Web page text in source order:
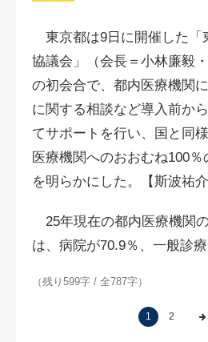
東京都は9日に開催した「
協議会」（会長＝小林廉毅
の初会合で、都内医療機関
に関する相談など導入前か
てサポートを行い、国と同
医療機関へのおおむね100
を明らかにした。【斯波祐介
25年現在の都内医療機関
は、病院が70.9％、一般診療
（残り599字 / 全787字）
1 2